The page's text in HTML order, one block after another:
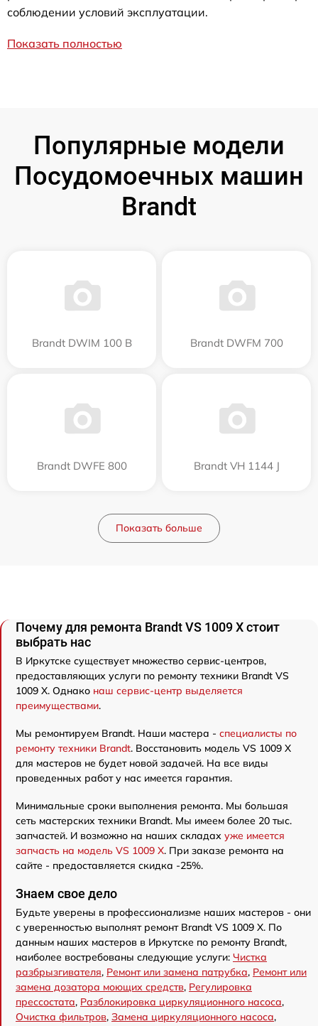
соблюдении условий эксплуатации.
Показать полностью
Популярные модели
Посудомоечных машин
Brandt
Brandt DWIM 100 B Brandt DWFM 700
Brandt DWFE 800 Brandt VH 1144 J
Показать больше
Почему для ремонта Brandt VS 1009 X стоит
выбрать нас
В Иркутске существует множество сервис-центров,
предоставляющих услуги по ремонту техники Brandt VS
1009 X. Однако наш сервис-центр выделяется
преимуществами.
Мы ремонтируем Brandt. Наши мастера - специалисты по
ремонту техники Brandt. Восстановить модель VS 1009 X
для мастеров не будет новой задачей. На все виды
проведенных работ у нас имеется гарантия.
Минимальные сроки выполнения ремонта. Мы большая
сеть мастерских техники Brandt. Мы имеем более 20 тыс.
запчастей. И возможно на наших складах уже имеется
запчасть на модель VS 1009 X. При заказе ремонта на
сайте - предоставляется скидка -25%.
Знаем свое дело
Будьте уверены в профессионализме наших мастеров - они
с уверенностью выполнят ремонт Brandt VS 1009 X. По
данным наших мастеров в Иркутске по ремонту Brandt,
наиболее востребованы следующие услуги: Чистка
разбрызгивателя, Ремонт или замена патрубка, Ремонт или
замена дозатора моющих средств, Регулировка
прессостата, Разблокировка циркуляционного насоса,
Очистка фильтров, Замена циркуляционного насоса,